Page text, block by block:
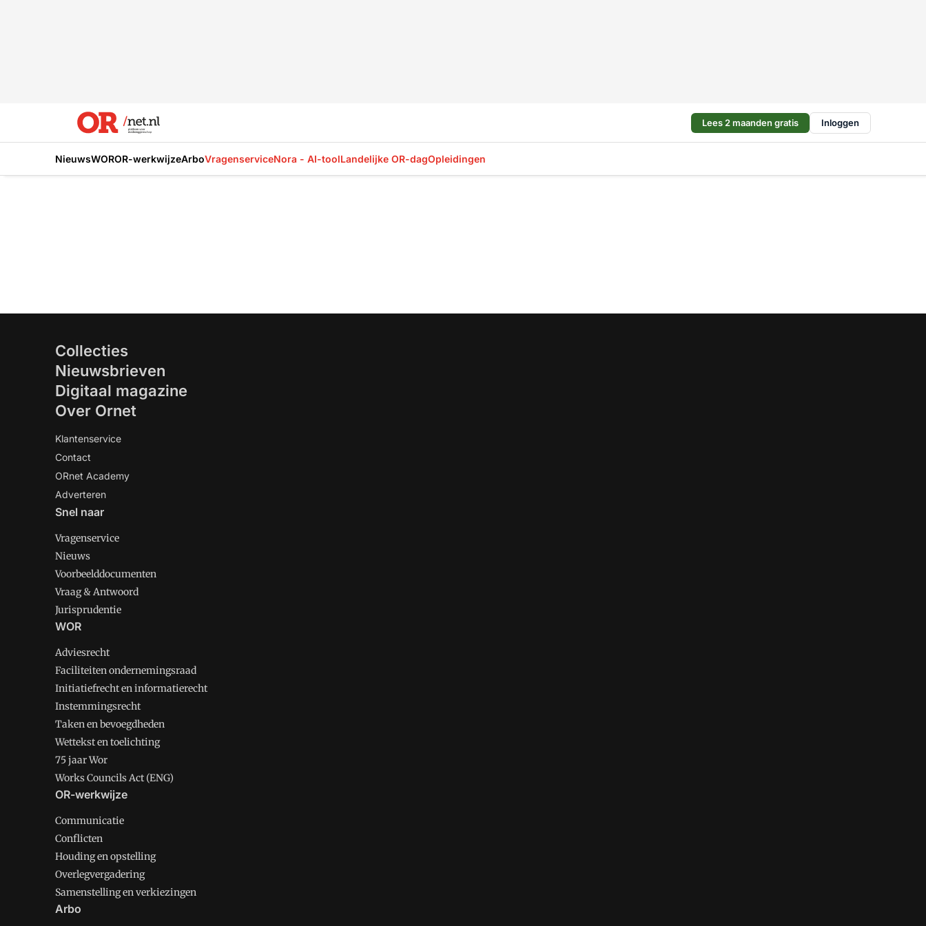
Lees 2 maanden gratis Inloggen
NieuwsWOROR-werkwijzeArboVragenserviceNora - AI-toolLandelijke OR-dagOpleidingen
Collecties
Nieuwsbrieven
Digitaal magazine
Over Ornet
Klantenservice
Contact
ORnet Academy
Adverteren
Snel naar
Vragenservice
Nieuws
Voorbeelddocumenten
Vraag & Antwoord
Jurisprudentie
WOR
Adviesrecht
Faciliteiten ondernemingsraad
Initiatiefrecht en informatierecht
Instemmingsrecht
Taken en bevoegdheden
Wettekst en toelichting
75 jaar Wor
Works Councils Act (ENG)
OR-werkwijze
Communicatie
Conflicten
Houding en opstelling
Overlegvergadering
Samenstelling en verkiezingen
Arbo